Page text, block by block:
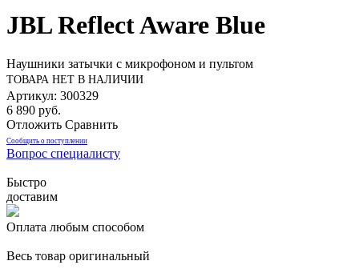
JBL Reflect Aware Blue
Наушники затычки с микрофоном и пультом
ТОВАРА НЕТ В НАЛИЧИИ
Артикул: 300329
6 890 руб.
Отложить Сравнить
Сообщить о поступлении
Вопрос специалисту
Быстро
доставим
Оплата любым способом
Весь товар оригинальный